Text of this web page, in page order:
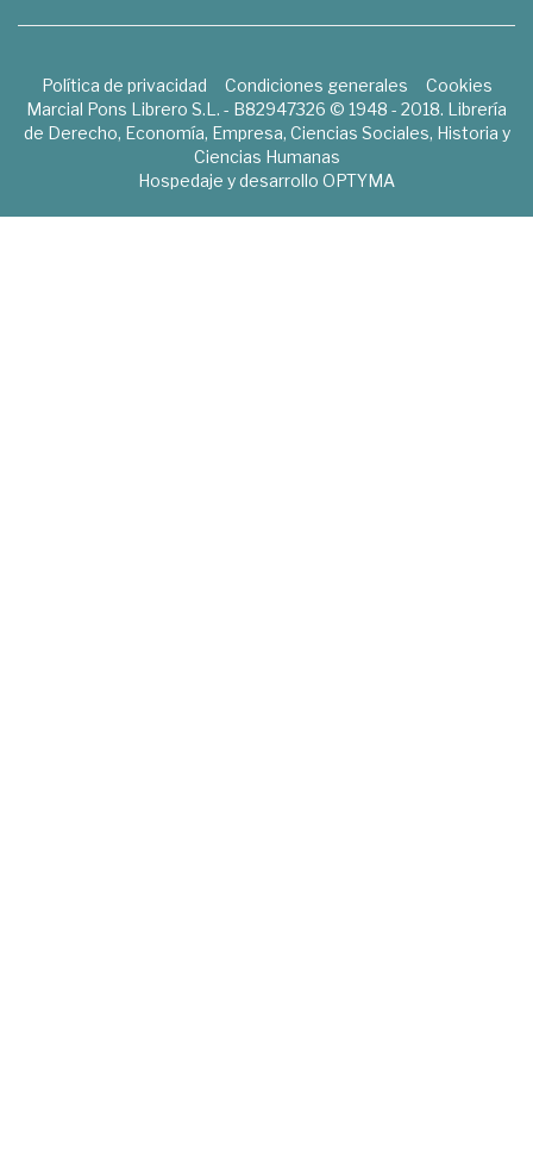
Política de privacidad Condiciones generales
Cookies
Marcial Pons Librero S.L. - B82947326 © 1948 - 2018. Librería
de Derecho, Economía, Empresa, Ciencias Sociales, Historia y
Ciencias Humanas
Hospedaje y desarrollo OPTYMA